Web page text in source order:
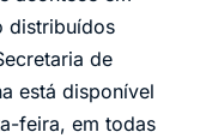
distribuídos
de
está disponível
feira, em todas